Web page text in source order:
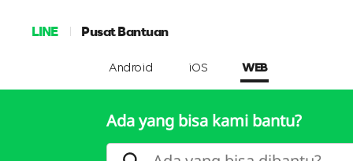
LINE Pusat Bantuan
Android iOS WEB
Ada yang bisa kami bantu?